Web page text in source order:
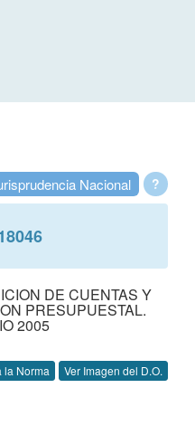
?
Nacional
DE CUENTAS Y
PRESUPUESTAL.
2005
la Norma Ver Imagen del D.O.